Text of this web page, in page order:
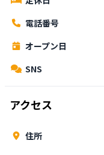
電話番号
オープン日
SNS
アクセス
住所